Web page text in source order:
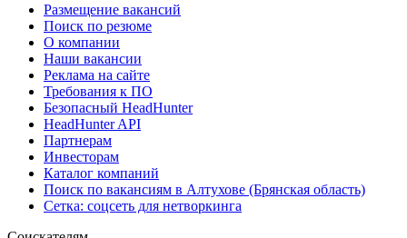
Размещение вакансий
Поиск по резюме
О компании
Наши вакансии
Реклама на сайте
Требования к ПО
Безопасный HeadHunter
HeadHunter API
Партнерам
Инвесторам
Каталог компаний
Поиск по вакансиям в Алтухове (Брянская область)
Сетка: соцсеть для нетворкинга